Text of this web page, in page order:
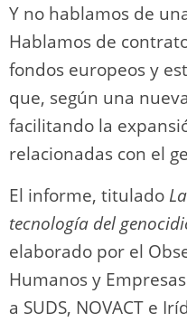
Y no hablamos de
Hablamos de
fondos europeos y
que, según una
facilitando la
relacionadas con el
El informe, titulado
tecnología del
elaborado por el
Humanos y
a SUDS, NOVACT e